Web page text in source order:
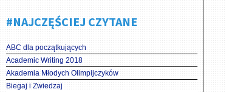
#NAJCZĘŚCIEJ CZYTANE
ABC dla początkujących
Academic Writing 2018
Akademia Młodych Olimpijczyków
Biegaj i Zwiedzaj